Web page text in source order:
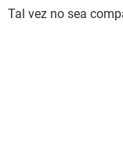
Tal vez no sea